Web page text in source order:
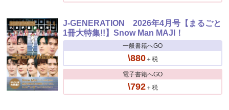
J-GENERATION 2026年4月号【まるごと
1冊大特集!!】Snow Man MAJI！
一般書籍へGO
\880＋税
電子書籍へGO
\792＋税